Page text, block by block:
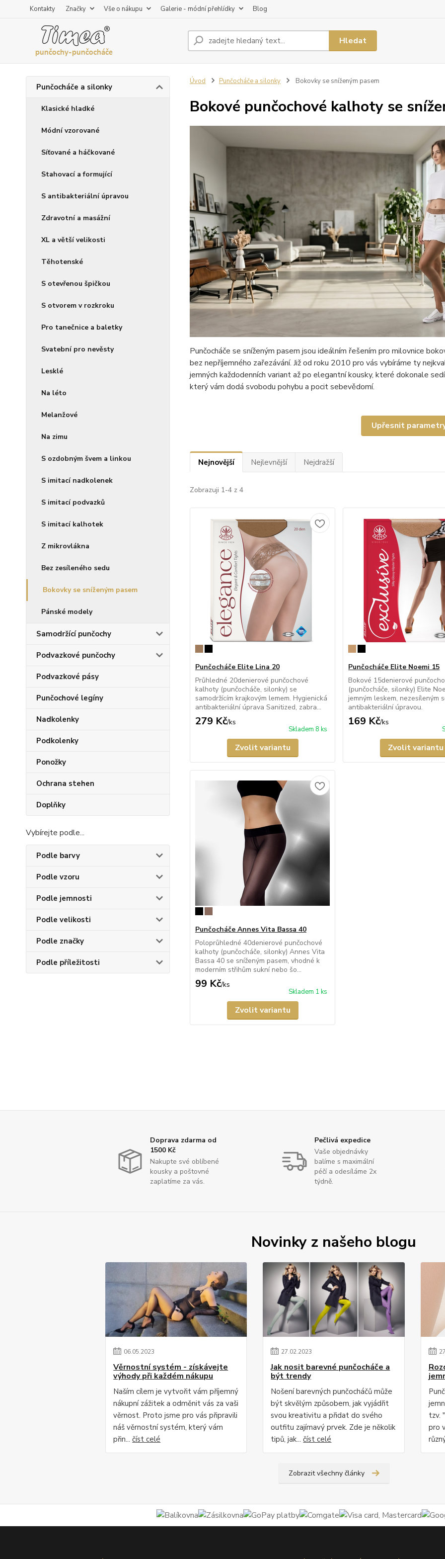
Kontakty Značky Vše o nákupu Galerie - módní přehlídky Blog
Hledat
Punčocháče a silonky
Klasické hladké
Módní vzorované
Síťované a háčkované
Stahovací a formující
S antibakteriální úpravou
Zdravotní a masážní
XL a větší velikosti
Těhotenské
S otevřenou špičkou
S otvorem v rozkroku
Pro tanečnice a baletky
Svatební pro nevěsty
Lesklé
Na léto
Melanžové
Na zimu
S ozdobným švem a linkou
S imitací nadkolenek
S imitací podvazků
S imitací kalhotek
Z mikrovlákna
Bez zesíleného sedu
Bokovky se sníženým pasem
Pánské modely
Samodržící punčochy
Podvazkové punčochy
Podvazkové pásy
Punčochové legíny
Nadkolenky
Podkolenky
Ponožky
Ochrana stehen
Doplňky
Vybírejte podle...
Podle barvy
Podle vzoru
Podle jemnosti
Podle velikosti
Podle značky
Podle příležitosti
Úvod Punčocháče a silonky Bokovky se sníženým pasem
Bokové punčochové kalhoty se
Punčocháče se sníženým pasem jsou ideálním řešením pro milovnice
bez nepříjemného zařezávání. Již od roku 2010 pro vás vybíráme ty
jemných každodenních variant až po elegantní kousky, které dokonale
který vám dodá svobodu pohybu a pocit sebevědomí.
Upřesnit
Nejnovější Nejlevnější Nejdražší
Zobrazuji 1-4 z 4
Punčocháče Elite Lina 20
Průhledné 20denierové punčochové
kalhoty (punčocháče, silonky) se
samodržícím krajkovým lemem. Hygienická
antibakteriální úprava Sanitized, zabra...
279 Kč/ks
Skladem 8 ks
Zvolit variantu
Punčocháče Elite Noemi 15
Bokové 15denierové
(punčocháče, silonky) Elite
jemným leskem, nezesíleným
antibakteriální úpravou.
169 Kč/ks
Zvolit variantu
Punčocháče Annes Vita Bassa 40
Poloprůhledné 40denierové punčochové
kalhoty (punčocháče, silonky) Annes Vita
Bassa 40 se sníženým pasem, vhodné k
moderním střihům sukní nebo šo...
99 Kč/ks
Skladem 1 ks
Zvolit variantu
Doprava zdarma od
1500 Kč
Nakupte své oblíbené
kousky a poštovné
zaplatíme za vás.
Pečlivá expedice
Vaše objednávky
balíme s maximální
péčí a odesíláme 2x
týdně.
Novinky z našeho blogu
06.05.2023
Věrnostní systém - získávejte
výhody při každém nákupu
Naším cílem je vytvořit vám příjemný
nákupní zážitek a odměnit vás za vaši
věrnost. Proto jsme pro vás připravili
náš věrnostní systém, který vám
přin...číst celé
27.02.2023
Jak nosit barevné punčocháče a
být trendy
Nošení barevných punčocháčů může
být skvělým způsobem, jak vyjádřit
svou kreativitu a přidat do svého
outfitu zajímavý prvek. Zde je několik
tipů, jak...číst celé
27
tzv.
pro
Zobrazit všechny články